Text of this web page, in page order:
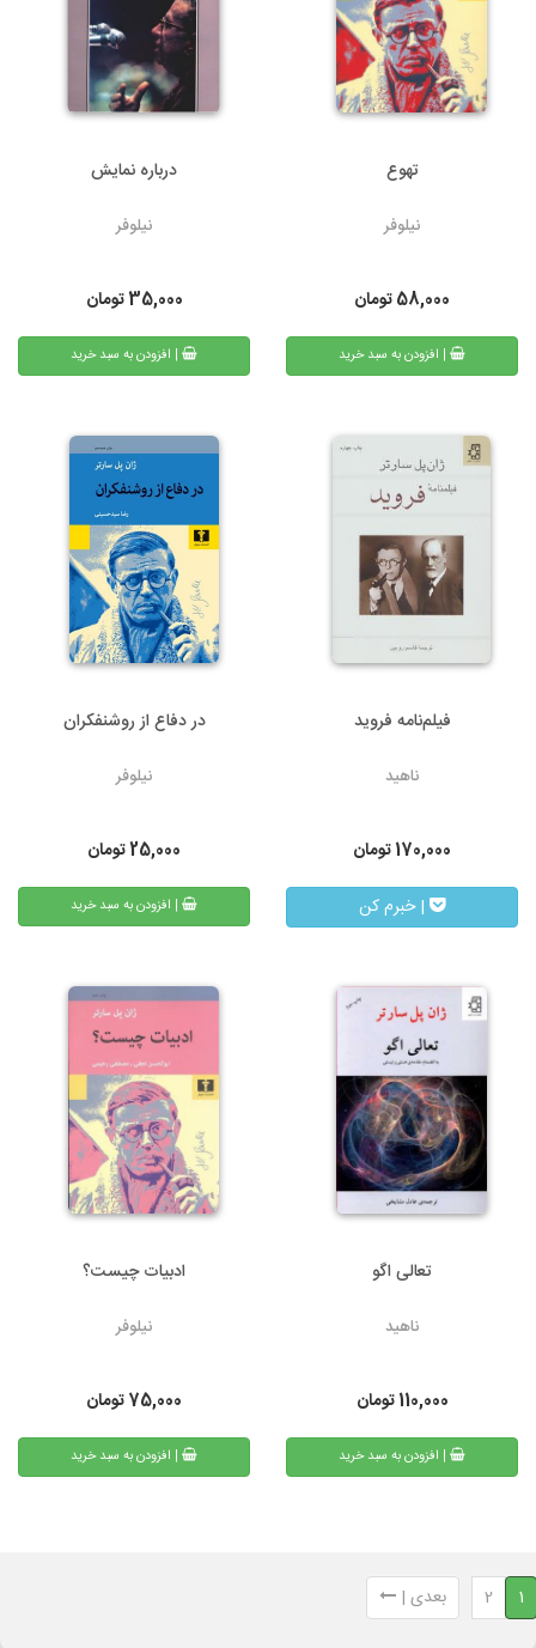
تهوع
نیلوفر
58,000تومان
| افزودن به سبد خرید
درباره نمایش
نیلوفر
35,000تومان
| افزودن به سبد خرید
فیلم‌نامه فروید
ناهید
170,000تومان
| خبرم کن
در دفاع از روشنفکران
نیلوفر
25,000تومان
| افزودن به سبد خرید
تعالی اگو
ناهید
110,000تومان
| افزودن به سبد خرید
ادبیات چیست؟
نیلوفر
75,000تومان
| افزودن به سبد خرید
1
2 بعدی |